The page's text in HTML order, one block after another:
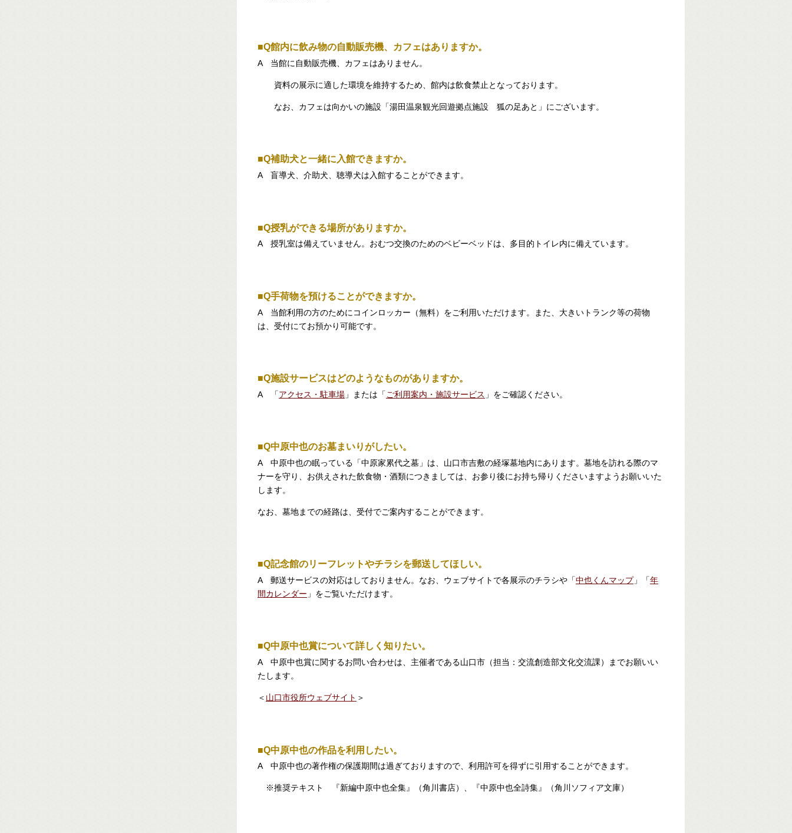
■Q館内に飲み物の自動販売機、カフェはありますか。
A当館に自動販売機、カフェはありません。
資料の展示に適した環境を維持するため、館内は飲食禁止となっております。
なお、カフェは向かいの施設「湯田温泉観光回遊拠点施設 狐の足あと」にございます。
■Q補助犬と一緒に入館できますか。
A 盲導犬、介助犬、聴導犬は入館することができます。
■Q授乳ができる場所がありますか。
A 授乳室は備えていません。おむつ交換のためのベビーベッドは、多目的トイレ内に備えています。
■Q手荷物を預けることができますか。
A当館利用の方のためにコインロッカー（無料）をご利用いただけます。また、大きいトランク等の荷物
は、受付にてお預かり可能です。
■Q施設サービスはどのようなものがありますか。
A「アクセス・駐車場 」または「 ご利用案内・施設サービス 」をご確認ください。
■Q中原中也のお墓まいりがしたい。
A 中原中也の眠っている「中原家累代之墓」は、山口市吉敷の経塚墓地内にあります。墓地を訪れる際のマ
ナーを守り、お供えされた飲食物・酒類につきましては、お参り後にお持ち帰りくださいますようお願いいた
します。
なお、墓地までの経路は、受付でご案内することができます。
■Q記念館のリーフレットやチラシを郵送してほしい。
A郵送サービスの対応はしておりません。なお、ウェブサイトで各展示のチラシや「中也くんマップ」「年
間カレンダー 」をご覧いただけます。
■Q中原中也賞について詳しく知りたい。
A中原中也賞に関するお問い合わせは、主催者である山口市（担当：交流創造部文化交流課）までお願いい
たします。
＜ 山口市役所ウェブサイト ＞
■Q中原中也の作品を利用したい。
A 中原中也の著作権の保護期間は過ぎておりますので、利用許可を得ずに引用することができます。
※推奨テキスト 『新編中原中也全集』（角川書店）、『中原中也全詩集』（角川ソフィア文庫）